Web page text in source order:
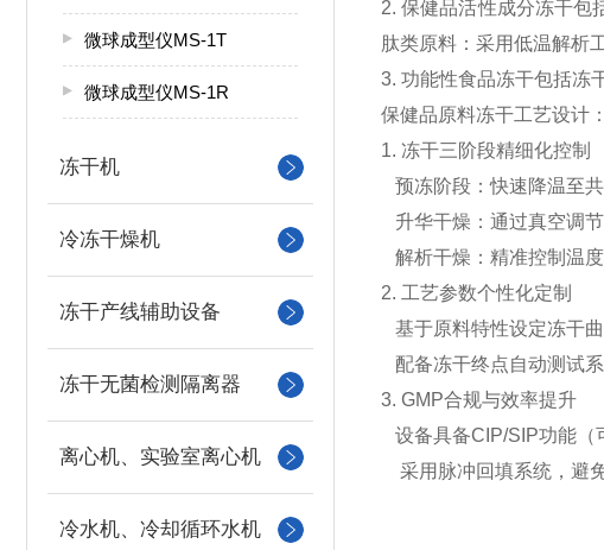
微球成型仪MS-1T
微球成型仪MS-1R
冻干机
冷冻干燥机
冻干产线辅助设备
冻干无菌检测隔离器
离心机、实验室离心机
冷水机、冷却循环水机
2.保健品活性成分冻干包
肽类原料：采用低温解析
3. 功能性食品冻干包括冻
保健品原料冻干工艺设计：
1. 冻干三阶段精细化控制
预冻阶段：快速降温至
升华干燥：通过真空调
解析干燥：精准控制温
2. 工艺参数个性化定制
基于原料特性设定冻干
配备冻干终点自动测试
3. GMP合规与效率提升
设备具备CIP/SIP功能（
采用脉冲回填系统，避